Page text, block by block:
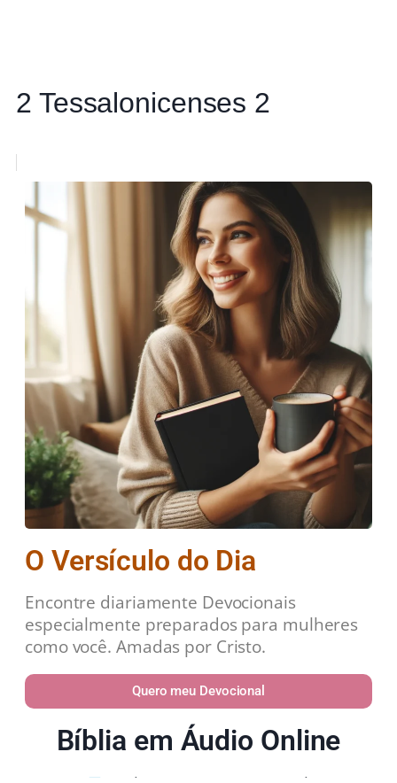
2 Tessalonicenses 2
O Versículo do Dia
Encontre diariamente Devocionais
especialmente preparados para mulheres
como você. Amadas por Cristo.
Quero meu Devocional
Bíblia em Áudio Online